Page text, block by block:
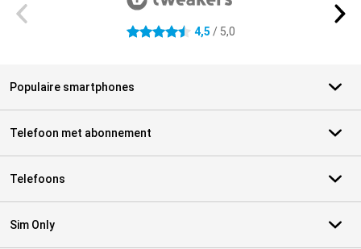
4.5 sterren 4,5 / 5,0
Populaire smartphones
Telefoon met abonnement
Telefoons
Sim Only